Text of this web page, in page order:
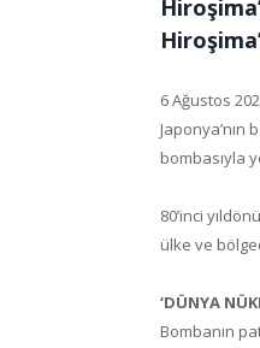
6 Ağustos
Japonya’nın
bombasıyla
80’inci
ülke ve
‘DÜNYA
Bombanın